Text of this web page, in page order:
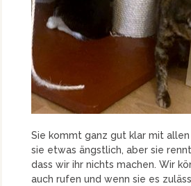
Sie kommt ganz gut klar mit
sie etwas ängstlich, aber sie
dass wir ihr nichts machen. Wir
auch rufen und wenn sie es